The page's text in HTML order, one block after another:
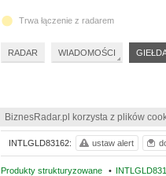
BiznesRadar.pl korzysta z plików
Produkty strukturyzowane •
INTLGLD83162: ustaw alert
Trwa łączenie z radarem
RADAR WIADOMOŚCI